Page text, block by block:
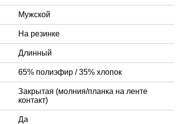
Мужской
На резинке
Длинный
65% полиэфир / 35% хлопок
Закрытая (молния/планка на ленте
контакт)
Да